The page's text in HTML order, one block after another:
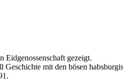
gezeigt.
mit den bösen